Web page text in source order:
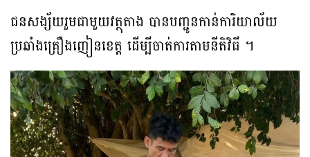
ជនសង្ស័យរួមជាមួយវត្ថុតាង បានបញ្ជូនកាន់ការិយាល័យ
ប្រឆាំងគ្រឿងញៀនខេត្ត ដើម្បីចាត់ការតាមនីតិវិធី ។